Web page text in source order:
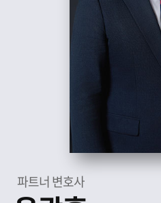
파트너 변호사